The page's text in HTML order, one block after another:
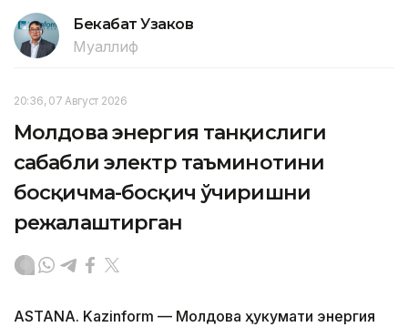
Бекабат Узаков
Муаллиф
20:36, 07 Август 2026
Молдова энергия танқислиги
сабабли электр таъминотини
босқичма-босқич ўчиришни
режалаштирган
ASTANA. Kazinform — Молдова ҳукумати энергия